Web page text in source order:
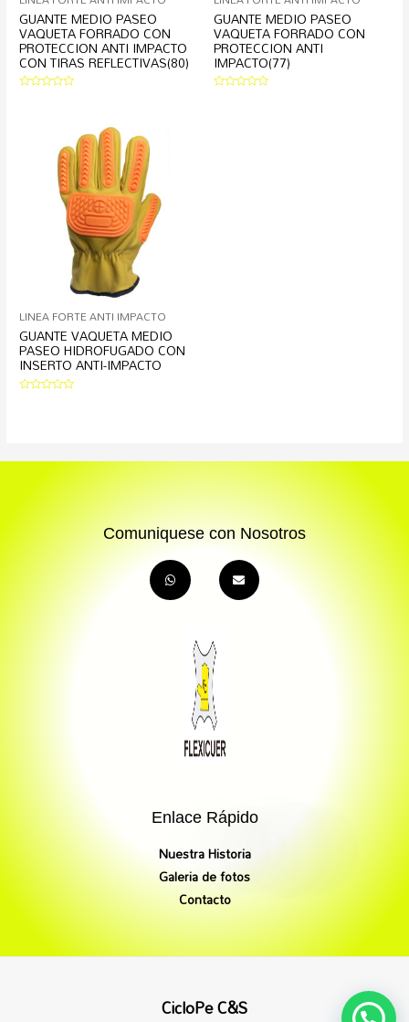
GUANTE MEDIO PASEO
VAQUETA FORRADO CON
PROTECCION ANTI IMPACTO
CON TIRAS REFLECTIVAS(80)
GUANTE MEDIO PASEO
VAQUETA FORRADO CON
PROTECCION ANTI
IMPACTO(77)
LINEA FORTE ANTI IMPACTO
GUANTE VAQUETA MEDIO
PASEO HIDROFUGADO CON
INSERTO ANTI-IMPACTO
Comuniquese con Nosotros
Enlace Rápido
Nuestra Historia
Galeria de fotos
Contacto
CicloPe C&S